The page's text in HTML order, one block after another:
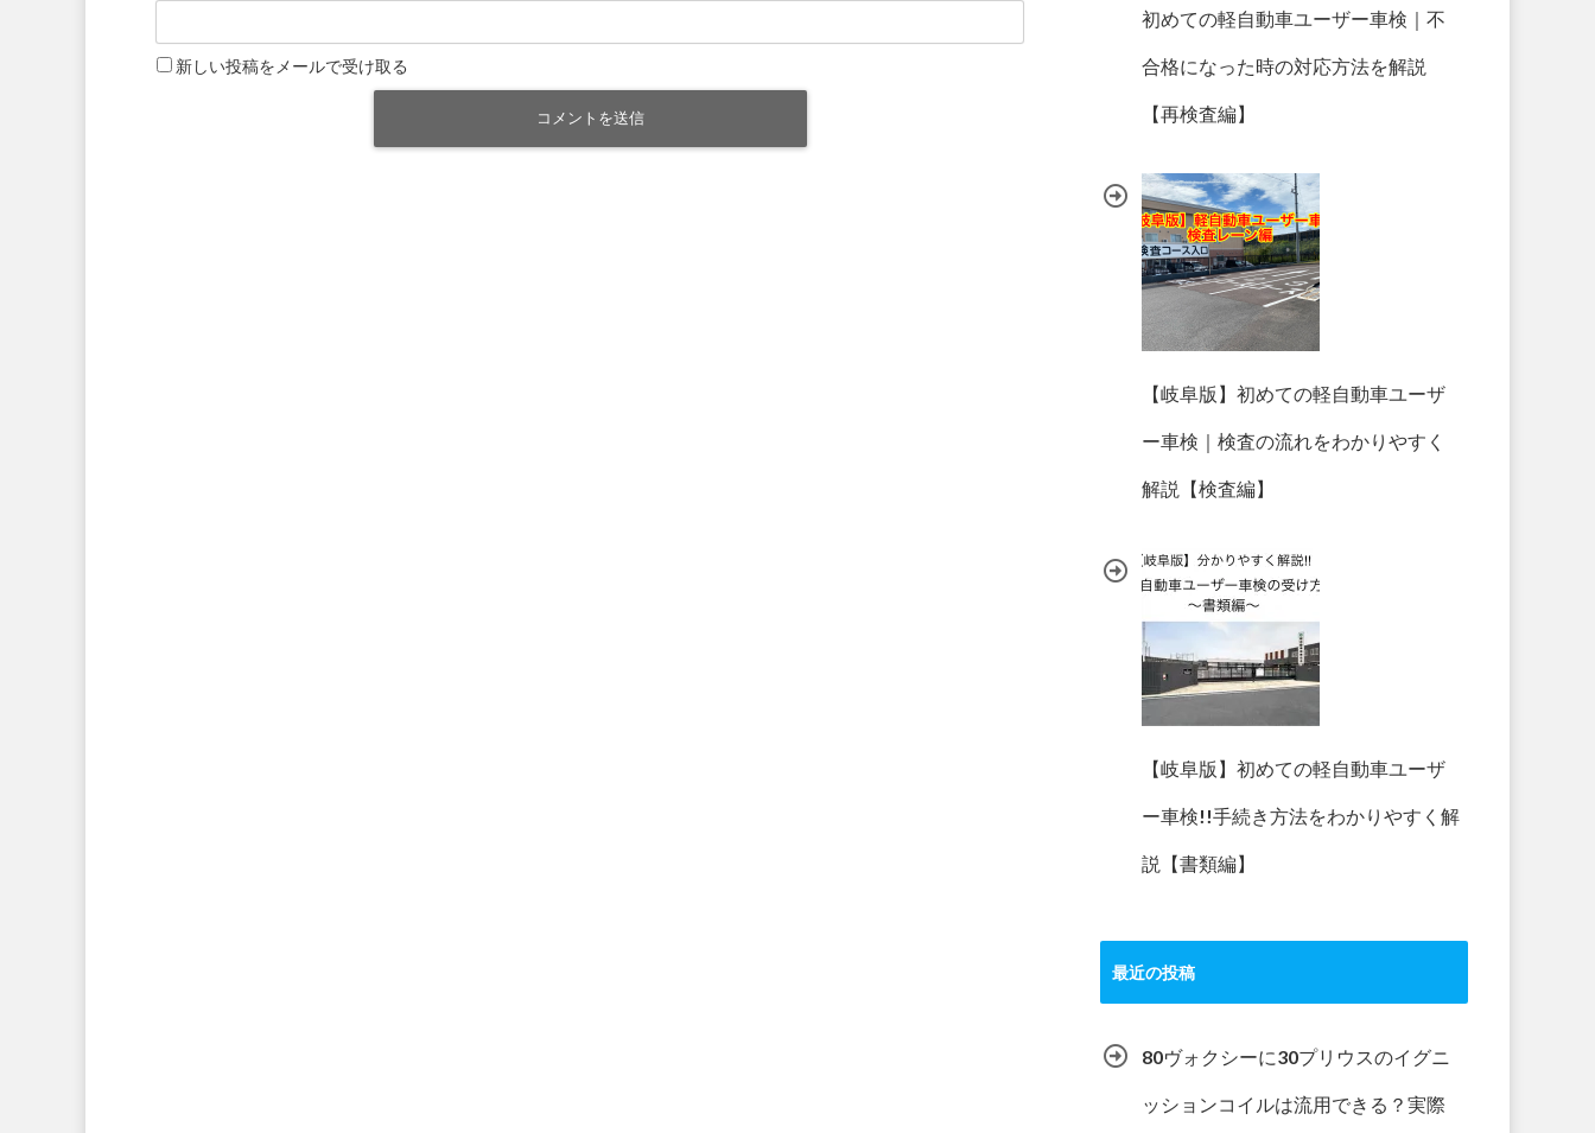
新しい投稿をメールで受け取る
初めての軽自動車ユーザー車検｜不
合格になった時の対応方法を解説
【再検査編】
【岐阜版】初めての軽自動車ユーザ
ー車検｜検査の流れをわかりやすく
解説【検査編】
【岐阜版】初めての軽自動車ユーザ
ー車検!!手続き方法をわかりやすく解
説【書類編】
最近の投稿
80ヴォクシーに30プリウスのイグニ
ッションコイルは流用できる？実際